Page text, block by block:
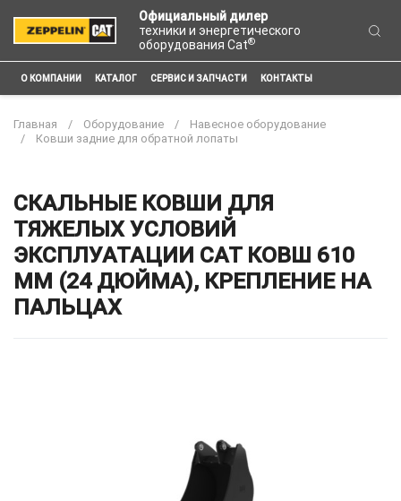
Официальный дилер
техники и энергетического
оборудования Cat®
О КОМПАНИИ КАТАЛОГ СЕРВИС И ЗАПЧАСТИ КОНТАКТЫ
Главная Оборудование
Навесное оборудование
Ковши задние для обратной лопаты
СКАЛЬНЫЕ КОВШИ ДЛЯ
ТЯЖЕЛЫХ УСЛОВИЙ
ЭКСПЛУАТАЦИИ CAT КОВШ 610
ММ (24 ДЮЙМА), КРЕПЛЕНИЕ НА
ПАЛЬЦАХ